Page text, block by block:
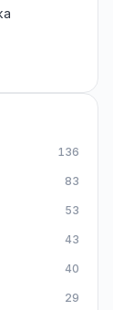
136
83
53
43
40
29